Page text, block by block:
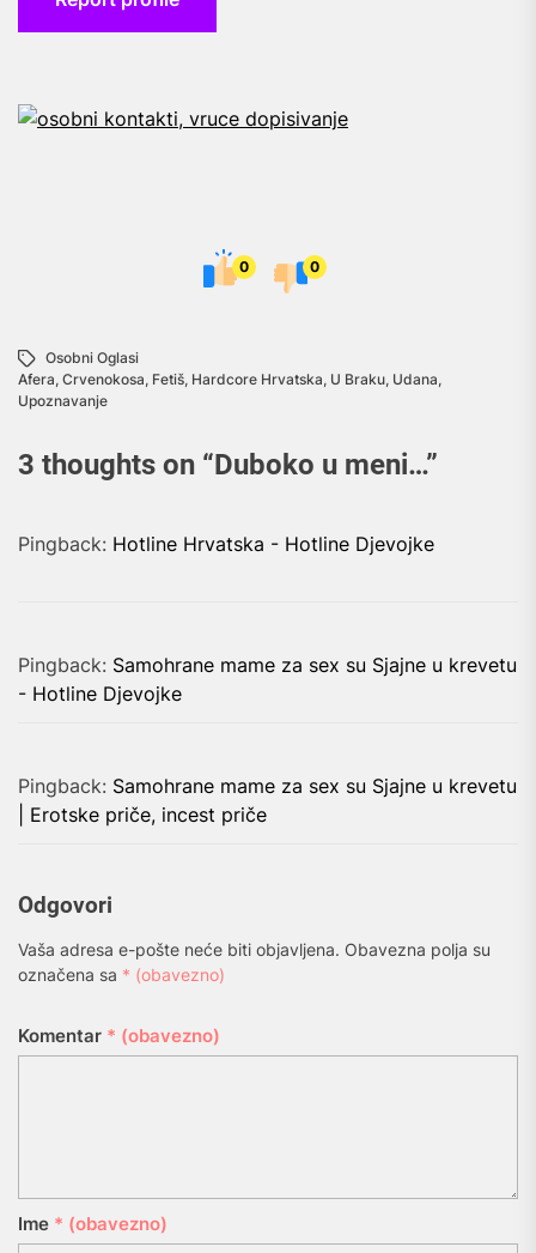
0 0
Osobni Oglasi
Afera, Crvenokosa, Fetiš, Hardcore Hrvatska, U Braku, Udana,
Upoznavanje
3 thoughts on “Duboko u meni…”
Pingback: Hotline Hrvatska - Hotline Djevojke
Pingback: Samohrane mame za sex su Sjajne u krevetu
- Hotline Djevojke
Pingback: Samohrane mame za sex su Sjajne u krevetu
| Erotske priče, incest priče
Odgovori
Vaša adresa e-pošte neće biti objavljena. Obavezna polja su
označena sa * (obavezno)
Komentar * (obavezno)
Ime * (obavezno)